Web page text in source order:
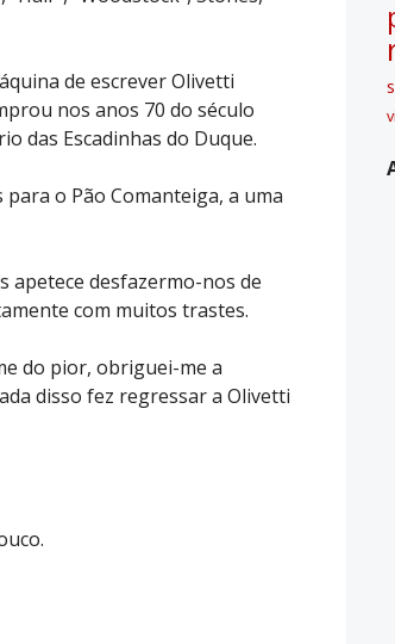
de escrever Olivetti
nos anos 70 do século
das Escadinhas do Duque.
o Pão Comanteiga, a uma
apetece desfazermo-nos de
com muitos trastes.
do pior, obriguei-me a
disso fez regressar a Olivetti